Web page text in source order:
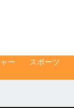
ー
スポーツ